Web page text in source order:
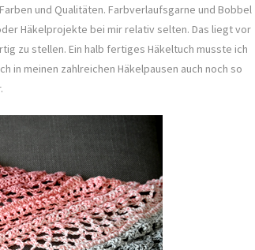
und Qualitäten. Farbverlaufsgarne und Bobbel
Häkelprojekte bei mir relativ selten. Das liegt vor
zu stellen. Ein halb fertiges Häkeltuch musste ich
in meinen zahlreichen Häkelpausen auch noch so